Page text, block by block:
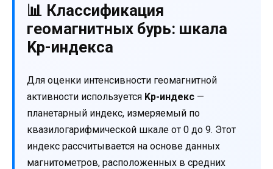
📊 Классификация
геомагнитных бурь: шкала
Kp-индекса
Для оценки интенсивности геомагнитной
активности используется Kp-индекс —
планетарный индекс, измеряемый по
квазилогарифмической шкале от 0 до 9. Этот
индекс рассчитывается на основе данных
магнитометров, расположенных в средних